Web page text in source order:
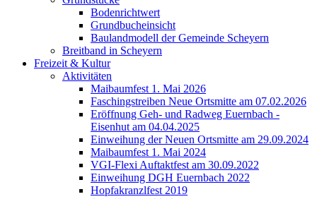
Bodenrichtwert
Grundbucheinsicht
Baulandmodell der Gemeinde Scheyern
Breitband in Scheyern
Freizeit & Kultur
Aktivitäten
Maibaumfest 1. Mai 2026
Faschingstreiben Neue Ortsmitte am 07.02.2026
Eröffnung Geh- und Radweg Euernbach -
Eisenhut am 04.04.2025
Einweihung der Neuen Ortsmitte am 29.09.2024
Maibaumfest 1. Mai 2024
VGI-Flexi Auftaktfest am 30.09.2022
Einweihung DGH Euernbach 2022
Hopfakranzlfest 2019